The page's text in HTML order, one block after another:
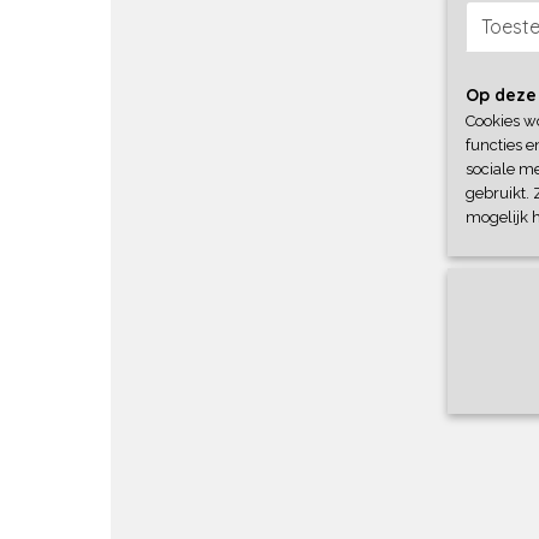
Op
Cookies
functies
sociale
gebruikt.
mogelijk